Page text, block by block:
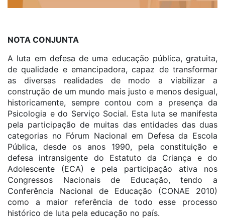
NOTA CONJUNTA
A luta em defesa de uma educação pública, gratuita,
de qualidade e emancipadora, capaz de transformar
as diversas realidades de modo a viabilizar a
construção de um mundo mais justo e menos desigual,
historicamente, sempre contou com a presença da
Psicologia e do Serviço Social. Esta luta se manifesta
pela participação de muitas das entidades das duas
categorias no Fórum Nacional em Defesa da Escola
Pública, desde os anos 1990, pela constituição e
defesa intransigente do Estatuto da Criança e do
Adolescente (ECA) e pela participação ativa nos
Congressos Nacionais de Educação, tendo a
Conferência Nacional de Educação (CONAE 2010)
como a maior referência de todo esse processo
histórico de luta pela educação no país.